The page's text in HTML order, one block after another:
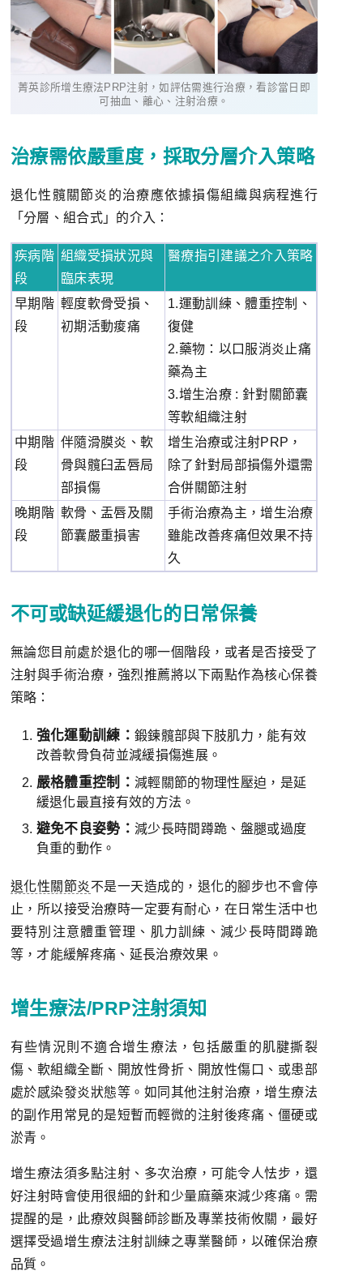
菁英診所增生療法PRP注射，如評估需進行治療，看診當日即
可抽血、離心、注射治療。
治療需依嚴重度，採取分層介入策略
退化性髖關節炎的治療應依據損傷組織與病程進行
「分層、組合式」的介入：
疾病階
段
組織受損狀況與
臨床表現
醫療指引建議之介入策略
早期階
段
輕度軟骨受損、
初期活動痠痛
1.運動訓練、體重控制、
復健
2.藥物：以口服消炎止痛
藥為主
3.增生治療 : 針對關節囊
等軟組織注射
中期階
段
伴隨滑膜炎、軟
骨與髖臼盂唇局
部損傷
增生治療或注射PRP，
除了針對局部損傷外還需
合併關節注射
晚期階
段
軟骨、盂唇及關
節囊嚴重損害
手術治療為主，增生治療
雖能改善疼痛但效果不持
久
不可或缺延緩退化的日常保養
無論您目前處於退化的哪一個階段，或者是否接受了
注射與手術治療，強烈推薦將以下兩點作為核心保養
策略：
強化運動訓練：鍛鍊髖部與下肢肌力，能有效
改善軟骨負荷並減緩損傷進展。
嚴格體重控制：減輕關節的物理性壓迫，是延
緩退化最直接有效的方法。
避免不良姿勢：減少長時間蹲跪、盤腿或過度
負重的動作。
退化性關節炎不是一天造成的，退化的腳步也不會停
止，所以接受治療時一定要有耐心，在日常生活中也
要特別注意體重管理、肌力訓練、減少長時間蹲跪
等，才能緩解疼痛、延長治療效果。
增生療法/PRP注射須知
有些情況則不適合增生療法，包括嚴重的肌腱撕裂
傷、軟組織全斷、開放性骨折、開放性傷口、或患部
處於感染發炎狀態等。如同其他注射治療，增生療法
的副作用常見的是短暫而輕微的注射後疼痛、僵硬或
淤青。
增生療法須多點注射、多次治療，可能令人怯步，還
好注射時會使用很細的針和少量麻藥來減少疼痛。需
提醒的是，此療效與醫師診斷及專業技術攸關，最好
選擇受過增生療法注射訓練之專業醫師，以確保治療
品質。